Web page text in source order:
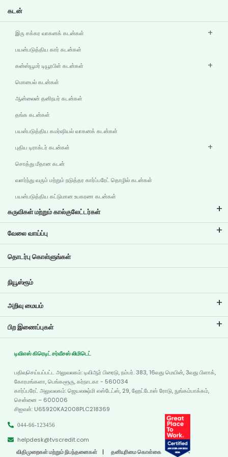
கடன்
இரு சக்கர வாகனக் கடன்கள்
பயன்படுத்திய கார் கடன்கள்
கன்ஸ்யூமர் டியூரபிள் கடன்கள்
மொபைல் கடன்கள்
ஆன்லைன் தனிநபர் கடன்கள்
தங்க கடன்கள்
பயன்படுத்திய கமர்ஷியல் வாகனக் கடன்கள்
புதிய டிராக்டர் கடன்கள்
சொத்து மீதான கடன்
வளர்ந்து வரும் மற்றும் நடுத்தர கார்ப்பரேட் தொழில் கடன்கள்
பயன்படுத்திய கட்டுமான உபகரண கடன்கள்
கருவிகள் மற்றும் கால்குலேட்டர்கள்
இஎம்ஐ கால்குலேட்டர்
இரு சக்கர வாகனக் கடன் இஎம்ஐ கால்குலேட்டர்
கார் மதிப்பீட்டு கருவி
வேலை வாய்ப்பு
டிவிஎஸ் கிரெடிட்டில் வேலை வாய்ப்புகள்
தற்போதைய வேலை வாய்ப்புகள்
தொடர்பு கொள்ளுங்கள்
நியூஸ்ரூம்
அறிவு மையம்
வலைப்பதிவுகள்
அடிக்கடி கேட்கப்படும் கேள்விகள்
சான்றுகள்
வீடியோ கேலரி
பிற இணைப்புகள்
டீலர் இருப்பிடம்
வரைபடம்
டிவிஎஸ் கிரெடிட் சர்வீசஸ் லிமிடெட்
பதிவுசெய்யப்பட்ட அலுவலகம்: டிவிஆர் பிரைடு, நம்பர். 383, 16வது மெயின், 3வது பிளாக்,
கோரமங்களா, பெங்களூரு, கர்நாடகா - 560034
கார்ப்பரேட் அலுவலகம்: ஜெயலக்ஷ்மி எஸ்டேட்ஸ், 29, ஹேட்டோஸ் ரோடு, நுங்கம்பாக்கம்,
சென்னை – 600006
சிஐஎன்: U65920KA2008PLC218369
044-66-123456
helpdesk@tvscredit.com
விதிமுறைகள் மற்றும் நிபந்தனைகள்
தனியுரிமை கொள்கை